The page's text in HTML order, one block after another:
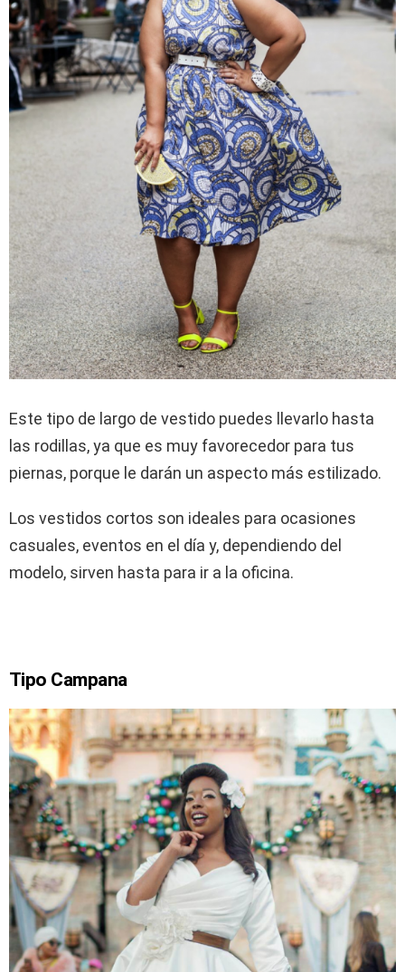
Este tipo de largo de vestido puedes llevarlo hasta
las rodillas, ya que es muy favorecedor para tus
piernas, porque le darán un aspecto más estilizado.
Los vestidos cortos son ideales para ocasiones
casuales, eventos en el día y, dependiendo del
modelo, sirven hasta para ir a la oficina.
Tipo Campana